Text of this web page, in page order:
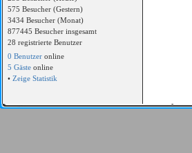
575 Besucher (Gestern)
3434 Besucher (Monat)
877445 Besucher insgesamt
28 registrierte Benutzer
0 Benutzer online
5 Gäste online
• Zeige Statistik